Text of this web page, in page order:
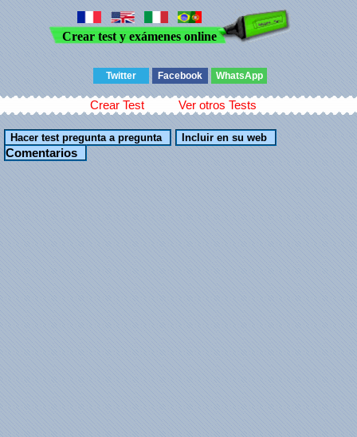
Crear test y exámenes online
Twitter Facebook WhatsApp
Crear Test Ver otros Tests
Comentarios